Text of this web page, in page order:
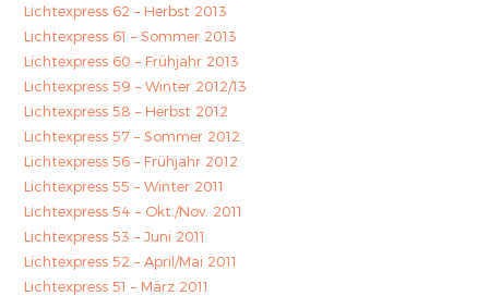
Lichtexpress 62 – Herbst 2013
Lichtexpress 61 – Sommer 2013
Lichtexpress 60 – Frühjahr 2013
Lichtexpress 59 – Winter 2012/13
Lichtexpress 58 – Herbst 2012
Lichtexpress 57 – Sommer 2012
Lichtexpress 56 – Frühjahr 2012
Lichtexpress 55 – Winter 2011
Lichtexpress 54 – Okt./Nov. 2011
Lichtexpress 53 – Juni 2011
Lichtexpress 52 – April/Mai 2011
Lichtexpress 51 – März 2011